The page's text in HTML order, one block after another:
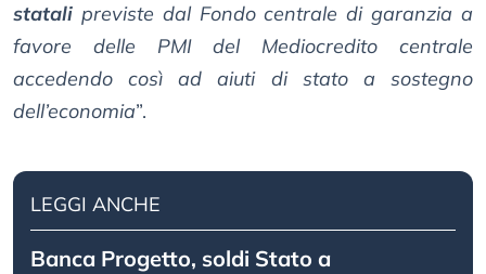
statali previste dal Fondo centrale di garanzia a
favore delle PMI del Mediocredito centrale
accedendo così ad aiuti di stato a sostegno
dell’economia”.
LEGGI ANCHE
Banca Progetto, soldi Stato a